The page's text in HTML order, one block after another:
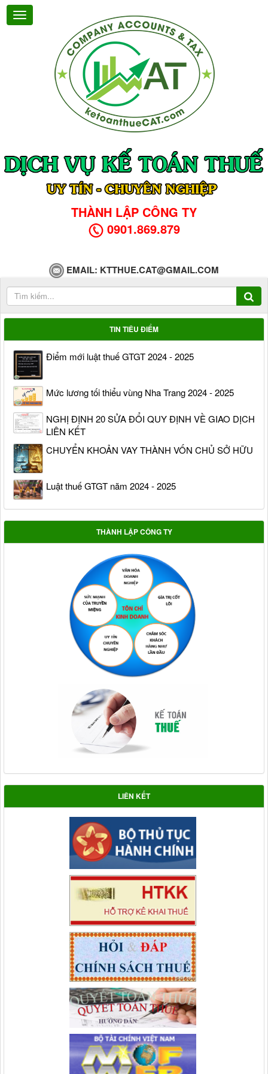
THÀNH LẬP CÔNG TY
0901.869.879
EMAIL: KTTHUE.CAT@GMAIL.COM
TIN TIÊU ĐIỂM
Điểm mới luật thuế GTGT 2024 - 2025
Mức lương tối thiểu vùng Nha Trang 2024 - 2025
NGHỊ ĐỊNH 20 SỬA ĐỔI QUY ĐỊNH VỀ GIAO DỊCH
LIÊN KẾT
CHUYỂN KHOẢN VAY THÀNH VỐN CHỦ SỞ HỮU
Luật thuế GTGT năm 2024 - 2025
THÀNH LẬP CÔNG TY
LIÊN KẾT